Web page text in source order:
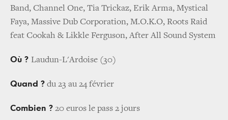
Band, Channel One, Tia Trickaz, Erik Arma, Mystical
Faya, Massive Dub Corporation, M.O.K.O, Roots Raid
feat Cookah & Likkle Ferguson, After All Sound System
Où ? Laudun-L'Ardoise (30)
Quand ? du 23 au 24 février
Combien ? 20 euros le pass 2 jours